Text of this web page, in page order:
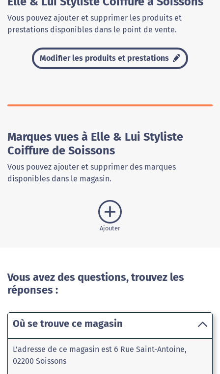
Vous pouvez ajouter et supprimer les produits et
prestations disponibles dans le point de vente.
Modifier les produits et prestations
Marques vues à Elle & Lui Styliste
Coiffure de Soissons
Vous pouvez ajouter et supprimer des marques
disponibles dans le magasin.
Ajouter
Vous avez des questions, trouvez les
réponses :
Où se trouve ce magasin
L'adresse de ce magasin est 6 Rue Saint-Antoine,
02200 Soissons